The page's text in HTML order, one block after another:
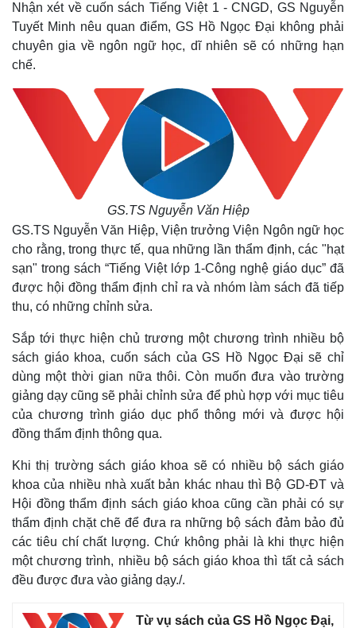
Nhận xét về cuốn sách Tiếng Việt 1 - CNGD, GS Nguyễn
Tuyết Minh nêu quan điểm, GS Hồ Ngọc Đại không phải
chuyên gia về ngôn ngữ học, dĩ nhiên sẽ có những hạn
chế.
GS.TS Nguyễn Văn Hiệp
GS.TS Nguyễn Văn Hiệp, Viện trưởng Viện Ngôn ngữ học
cho rằng, trong thực tế, qua những lần thẩm định, các "hạt
sạn" trong sách “Tiếng Việt lớp 1-Công nghệ giáo dục” đã
được hội đồng thẩm định chỉ ra và nhóm làm sách đã tiếp
thu, có những chỉnh sửa.
Sắp tới thực hiện chủ trương một chương trình nhiều bộ
sách giáo khoa, cuốn sách của GS Hồ Ngọc Đại sẽ chỉ
dùng một thời gian nữa thôi. Còn muốn đưa vào trường
giảng dạy cũng sẽ phải chỉnh sửa để phù hợp với mục tiêu
của chương trình giáo dục phổ thông mới và được hội
đồng thẩm định thông qua.
Khi thị trường sách giáo khoa sẽ có nhiều bộ sách giáo
khoa của nhiều nhà xuất bản khác nhau thì Bộ GD-ĐT và
Hội đồng thẩm định sách giáo khoa cũng cần phải có sự
thẩm định chặt chẽ để đưa ra những bộ sách đảm bảo đủ
các tiêu chí chất lượng. Chứ không phải là khi thực hiện
một chương trình, nhiều bộ sách giáo khoa thì tất cả sách
đều được đưa vào giảng dạy./.
Từ vụ sách của GS Hồ Ngọc Đại,